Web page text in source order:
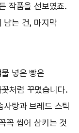
작품을 선보였죠.
남는 건, 마지막
넣은 빵은
처럼 꾸몄습니다.
탕과 브레드 스틱
꼭 씹어 삼키는 것